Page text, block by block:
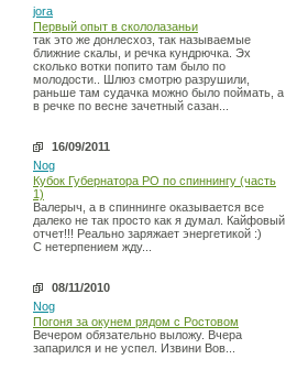
jora
Первый опыт в скололазаньи
так это же донлесхоз, так называемые
ближние скалы, и речка кундрючка. Эх
сколько вотки попито там было по
молодости.. Шлюз смотрю разрушили,
раньше там судачка можно было поймать, а
в речке по весне зачетный сазан...
16/09/2011
Nog
Кубок Губернатора РО по спиннингу (часть
1)
Валерыч, а в спиннинге оказывается все
далеко не так просто как я думал. Кайфовый
отчет!!! Реально заряжает энергетикой :)
С нетерпением жду...
08/11/2010
Nog
Погоня за окунем рядом с Ростовом
Вечером обязательно выложу. Вчера
запарился и не успел. Извини Вов...